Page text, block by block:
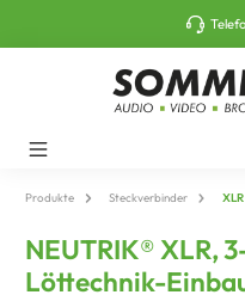
Produkte Steckverbinder XLR
NEUTRIK® XLR,
Löttechnik-